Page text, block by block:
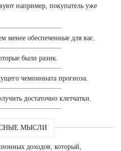
например, покупатель уже
менее обеспеченные для вас.
были разик.
чемпионата прогноза.
достаточно клетчатки.
МЫСЛИ
доходов, который,